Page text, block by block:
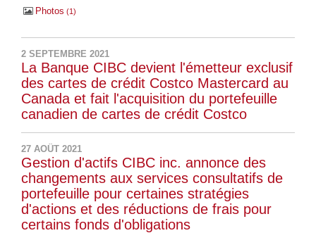
Photos 1
2 SEPTEMBRE 2021
La Banque CIBC devient l'émetteur exclusif
des cartes de crédit Costco Mastercard au
Canada et fait l'acquisition du portefeuille
canadien de cartes de crédit Costco
27 AOÛT 2021
Gestion d'actifs CIBC inc. annonce des
changements aux services consultatifs de
portefeuille pour certaines stratégies
d'actions et des réductions de frais pour
certains fonds d'obligations